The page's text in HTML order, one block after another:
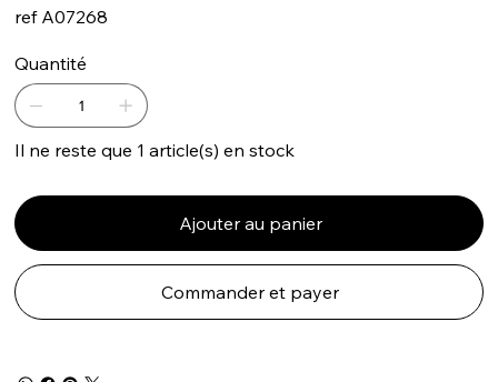
ref A07268
Quantité
Il ne reste que 1 article(s) en stock
Ajouter au panier
Commander et payer